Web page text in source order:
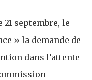
21 septembre, le
» la demande de
dans l’attente